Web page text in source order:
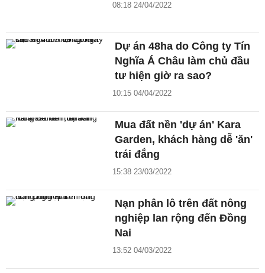
08:18 24/04/2022
Dự án 48ha do Công ty Tín
Nghĩa Á Châu làm chủ đầu
tư hiện giờ ra sao?
10:15 04/04/2022
Mua đất nền 'dự án' Kara
Garden, khách hàng dễ 'ăn'
trái đắng
15:38 23/03/2022
Nạn phân lô trên đất nông
nghiệp lan rộng đến Đồng
Nai
13:52 04/03/2022